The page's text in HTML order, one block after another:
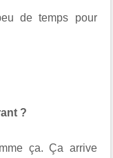
de temps pour
?
ça. Ça arrive